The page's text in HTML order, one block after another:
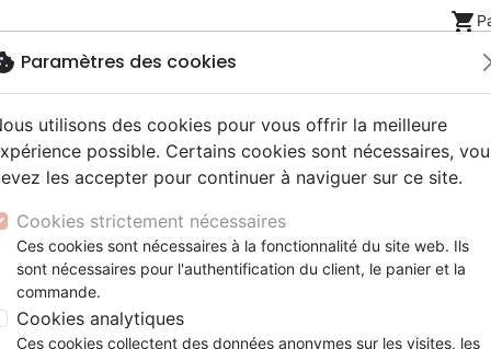
shopping_cart
NouveautésBibles
Segond 21
Segond
NEG
Livres
Famille, couple
Souffrance, Relation d'aide
Santé
eBooks
Couple
Méditations
Souffrance, Relation d'aide
Psychologie
Jeunesse
ans
Bibles jeunesse
Latino, Folk
Soul
Instrumental
Louange, Adoration
Hardrock, Métal
conférences
Documentaires, reportages
Accessoires de Bible
Papeterie
produits par auteur
Paramètres des cookies
utilisons des cookies pour vous offrir la meilleure
possible. Certains cookies sont nécessaires,
les accepter pour continuer à naviguer sur ce site.
Cookies strictement nécessaires
Ces cookies sont nécessaires à la fonctionnalité du site web. Ils
sont nécessaires pour l'authentification du client, le panier et la
commande.
Cookies analytiques
Ces cookies collectent des données anonymes sur les visites, les